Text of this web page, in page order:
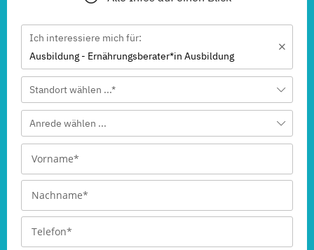
Ich interessiere mich für:
Ausbildung - Ernährungsberater*in Ausbildung
Standort wählen ...*
Anrede wählen ...